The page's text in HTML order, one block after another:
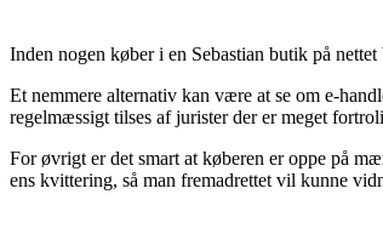
Inden nogen køber i en Sebastian butik på
Et nemmere alternativ kan være at se om e-
regelmæssigt tilses af jurister der er meget
For øvrigt er det smart at køberen er oppe på
ens kvittering, så man fremadrettet vil kunne